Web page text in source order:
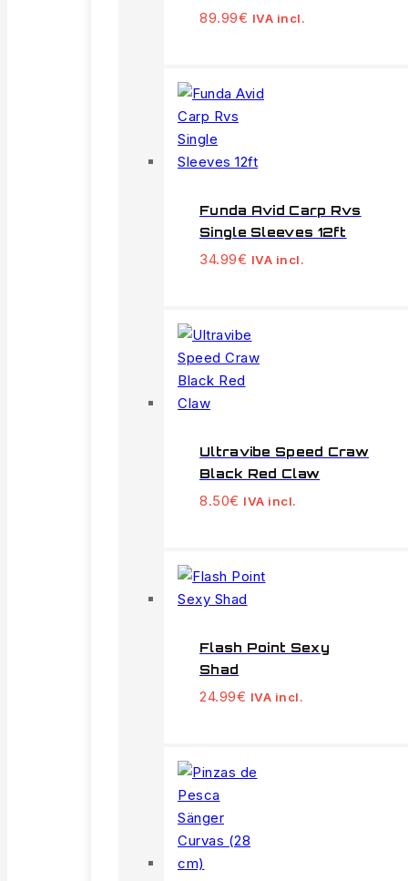
89.99€ IVA incl.
Funda Avid Carp Rvs
Single Sleeves 12ft
34.99€ IVA incl.
Ultravibe Speed Craw
Black Red Claw
8.50€ IVA incl.
Flash Point Sexy
Shad
24.99€ IVA incl.